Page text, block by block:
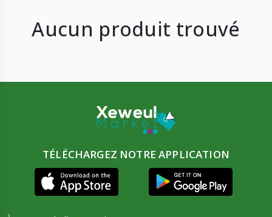
Aucun produit trouvé
TÉLÉCHARGEZ NOTRE APPLICATION